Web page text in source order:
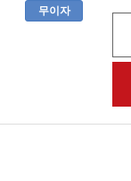
무이자